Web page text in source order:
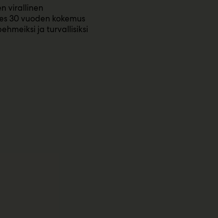
virallinen
30 vuoden kokemus
ja turvallisiksi